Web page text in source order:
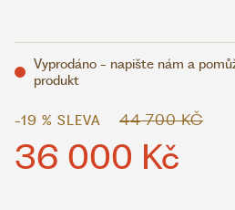
Vyprodáno - napište nám a
produkt
-19 % SLEVA 44 700 KČ
36 000 Kč